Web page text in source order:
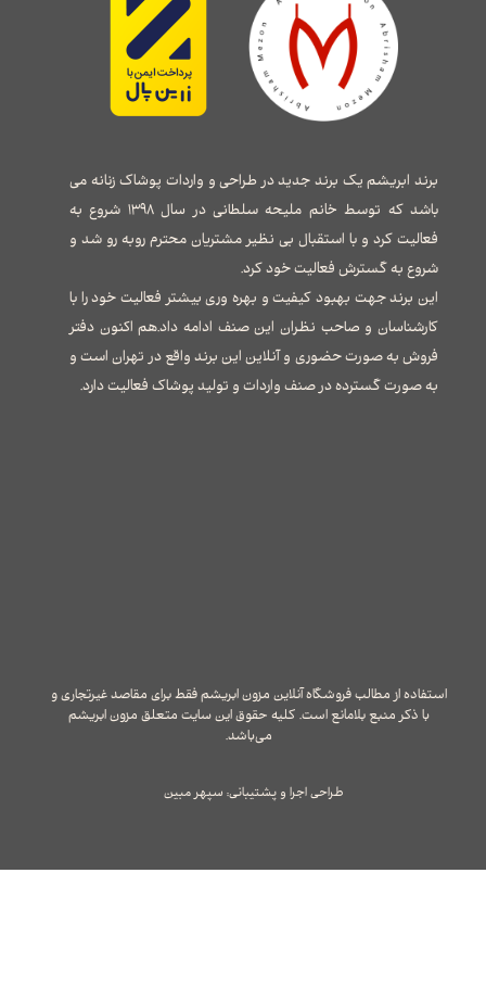
برند ابریشم یک برند جدید در طراحی و واردات پوشاک زنانه می
باشد که توسط خانم ملیحه سلطانی در سال ۱۳۹۸ شروع به
فعالیت کرد و با استقبال بی نظیر مشتریان محترم روبه رو شد و
شروع به گسترش فعالیت خود کرد.
این برند جهت بهبود کیفیت و بهره وری بیشتر فعالیت خود را با
کارشناسان و صاحب نظران این صنف ادامه داد.هم اکنون دفتر
فروش به صورت حضوری و آنلاین این برند واقع در تهران است و
به صورت گسترده در صنف واردات و تولید پوشاک فعالیت دارد.
طراحی اجرا و پشتیبانی: سپهر مبین
استفاده از مطالب فروشگاه آنلاین مزون ابریشم فقط برای مقاصد غیرتجاری و
با ذکر منبع بلامانع است. کلیه حقوق این سایت متعلق مزون ابریشم
می‌باشد.